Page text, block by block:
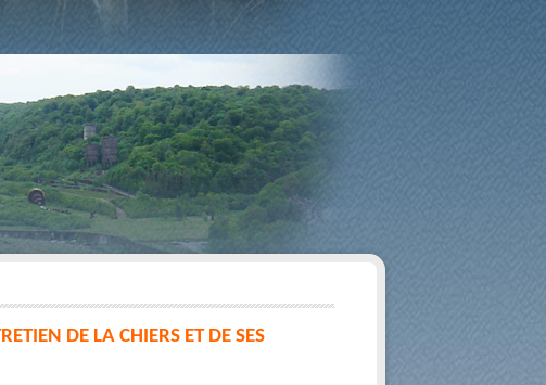
DE LA CHIERS ET DE SES